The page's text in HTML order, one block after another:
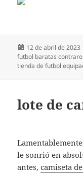
Publicado
el
12 de abril de 2023
futbol baratas
tienda de futbol
lote de
le sonrió en
antes,camiseta